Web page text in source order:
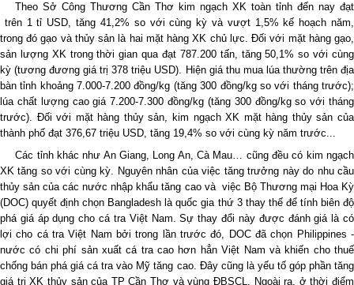
Theo Sở Công Thương Cần Thơ kim ngạch XK toàn tỉnh đến nay đạt
trên 1 tỉ USD, tăng 41,2% so với cùng kỳ và vượt 1,5% kế hoạch năm,
trong đó gạo và thủy sản là hai mặt hàng XK chủ lực. Đối với mặt hàng gạo,
sản lượng XK trong thời gian qua đạt 787.200 tấn, tăng 50,1% so với cùng
kỳ (tương đương giá trị 378 triệu USD). Hiện giá thu mua lúa thường trên địa
bàn tỉnh khoảng 7.000-7.200 đồng/kg (tăng 300 đồng/kg so với tháng trước);
lúa chất lượng cao giá 7.200-7.300 đồng/kg (tăng 300 đồng/kg so với tháng
trước). Đối với mặt hàng thủy sản, kim ngạch XK mặt hàng thủy sản của
thành phố đạt 376,67 triệu USD, tăng 19,4% so với cùng kỳ năm trước...
Các tỉnh khác như An Giang, Long An, Cà Mau… cũng đều có kim ngạch
XK tăng so với cùng kỳ. Nguyên nhân của việc tăng trưởng này do nhu cầu
thủy sản của các nước nhập khẩu tăng cao và việc Bộ Thương mại Hoa Kỳ
(DOC) quyết định chọn Bangladesh là quốc gia thứ 3 thay thế để tính biên độ
phá giá áp dụng cho cá tra Việt Nam. Sự thay đổi này được đánh giá là có
lợi cho cá tra Việt Nam bởi trong lần trước đó, DOC đã chọn Philippines -
nước có chi phí sản xuất cá tra cao hơn hẳn Việt Nam và khiến cho thuế
chống bán phá giá cá tra vào Mỹ tăng cao. Đây cũng là yếu tố góp phần tăng
giá trị XK thủy sản của TP Cần Thơ và vùng ĐBSCL. Ngoài ra, ở thời điểm